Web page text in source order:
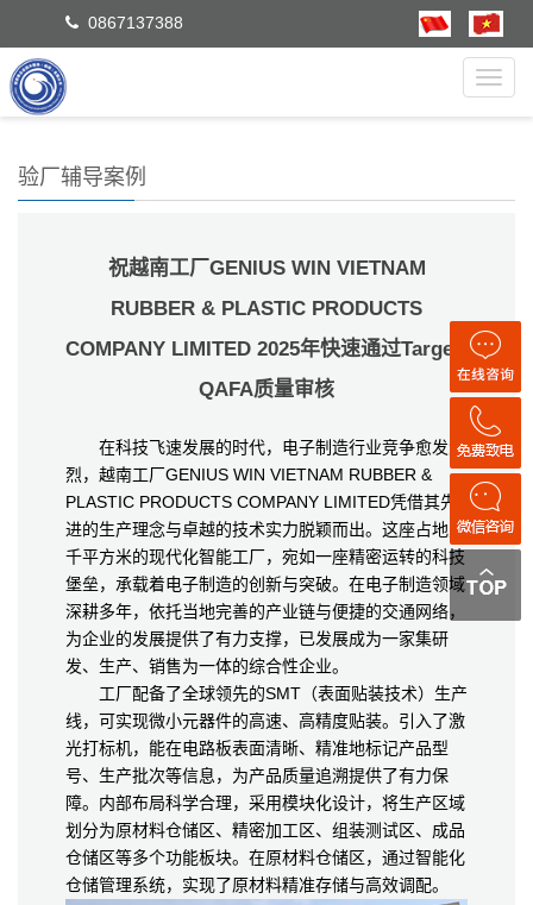
0867137388
验厂辅导案例
祝越南工厂GENIUS WIN VIETNAM
RUBBER & PLASTIC PRODUCTS
COMPANY LIMITED 2025年快速通过Target-
QAFA质量审核
在科技飞速发展的时代，电子制造行业竞争愈发激
烈，越南工厂GENIUS WIN VIETNAM RUBBER &
PLASTIC PRODUCTS COMPANY LIMITED凭借其先
进的生产理念与卓越的技术实力脱颖而出。这座占地几
千平方米的现代化智能工厂，宛如一座精密运转的科技
堡垒，承载着电子制造的创新与突破。在电子制造领域
深耕多年，依托当地完善的产业链与便捷的交通网络，
为企业的发展提供了有力支撑，已发展成为一家集研
发、生产、销售为一体的综合性企业。
工厂配备了全球领先的SMT（表面贴装技术）生产
线，可实现微小元器件的高速、高精度贴装。引入了激
光打标机，能在电路板表面清晰、精准地标记产品型
号、生产批次等信息，为产品质量追溯提供了有力保
障。内部布局科学合理，采用模块化设计，将生产区域
划分为原材料仓储区、精密加工区、组装测试区、成品
仓储区等多个功能板块。在原材料仓储区，通过智能化
仓储管理系统，实现了原材料精准存储与高效调配。